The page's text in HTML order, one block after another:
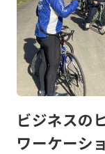
ビジネスの
ワーケーシ